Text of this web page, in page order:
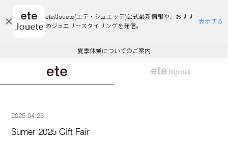
ete/Jouete(エテ・ジュエッテ)公式最新情報や、おすす
めジュエリースタイリングを発信。
表示する
エコラッピング及びエコポイント付与のご案内
ご注文いただいたお品物のお届け状況について
夏季休業についてのご案内
WEB Limited Items >>
採用のご案内
悪質な偽サイトにご注意ください
エコラッピング及びエコポイント付与のご案内
ご注文いただいたお品物のお届け状況について
2025.04.23
Sumer 2025 Gift Fair